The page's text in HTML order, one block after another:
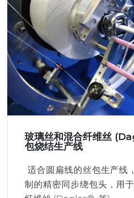
玻璃丝和混合纤维丝
包烧结生产线
适合圆扁线的丝包生产线
制的精密同步绕包头，用